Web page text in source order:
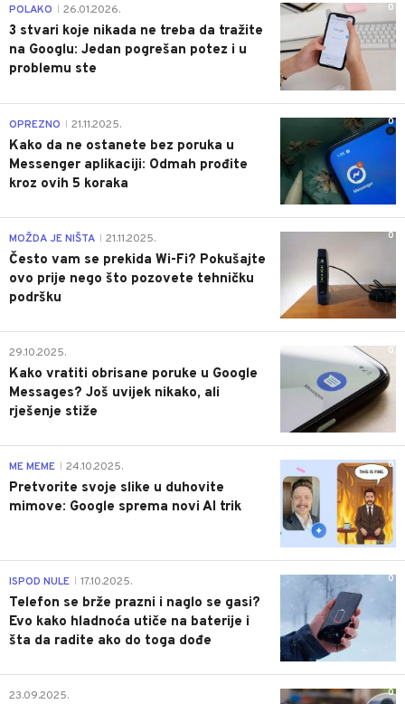
0
POLAKO 26.01.2026.
3 stvari koje nikada ne treba da tražite
na Googlu: Jedan pogrešan potez i u
problemu ste
0
OPREZNO 21.11.2025.
Kako da ne ostanete bez poruka u
Messenger aplikaciji: Odmah prođite
kroz ovih 5 koraka
0
MOŽDA JE NIŠTA 21.11.2025.
Često vam se prekida Wi-Fi? Pokušajte
ovo prije nego što pozovete tehničku
podršku
0
29.10.2025.
Kako vratiti obrisane poruke u Google
Messages? Još uvijek nikako, ali
rješenje stiže
0
ME MEME 24.10.2025.
Pretvorite svoje slike u duhovite
mimove: Google sprema novi AI trik
0
ISPOD NULE 17.10.2025.
Telefon se brže prazni i naglo se gasi?
Evo kako hladnoća utiče na baterije i
šta da radite ako do toga dođe
0
23.09.2025.